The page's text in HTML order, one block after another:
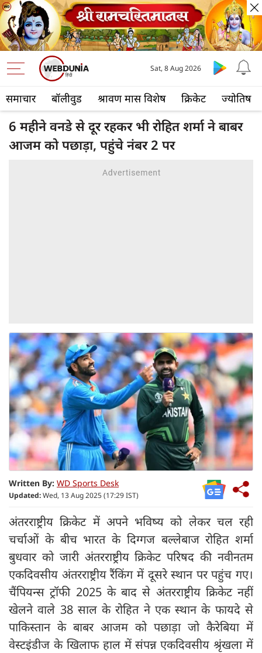
समाचार बॉलीवुड श्रावण मास विशेष क्रिकेट ज्योतिष
Sat, 8 Aug 2026
6 महीने वनडे से दूर रहकर भी रोहित शर्मा ने बाबर
आजम को पछाड़ा, पहुंचे नंबर 2 पर
Written By: WD Sports Desk
Updated:Wed, 13 Aug 2025 (17:29 IST)
अंतरराष्ट्रीय क्रिकेट में अपने भविष्य को लेकर चल रही
चर्चाओं के बीच भारत के दिग्गज बल्लेबाज रोहित शर्मा
बुधवार को जारी अंतरराष्ट्रीय क्रिकेट परिषद की नवीनतम
एकदिवसीय अंतरराष्ट्रीय रैंकिंग में दूसरे स्थान पर पहुंच गए।
चैंपियन्स ट्रॉफी 2025 के बाद से अंतरराष्ट्रीय क्रिकेट नहीं
खेलने वाले 38 साल के रोहित ने एक स्थान के फायदे से
पाकिस्तान के बाबर आजम को पछाड़ा जो कैरेबिया में
वेस्टइंडीज के खिलाफ हाल में संपन्न एकदिवसीय श्रृंखला में